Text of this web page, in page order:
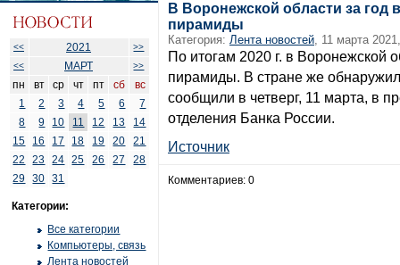
<< 2021
>>
<<
МАРТ >>
пн вт ср чт пт сб
вс
1
2 3 4 5 6
7
8
9 10 11 12 13
14
15
16 17 18 19 20
21
22
23 24 25 26 27
28
29
30 31
Категории:
Все категории
Компьютеры, связь
Лента новостей
В Воронежской области за
пирамиды
Категория: Лента новостей, 11 марта
По итогам 2020 г. в Воронежской
пирамиды. В стране же
сообщили в четверг, 11 марта, в
отделения Банка России.
Источник
Комментариев: 0